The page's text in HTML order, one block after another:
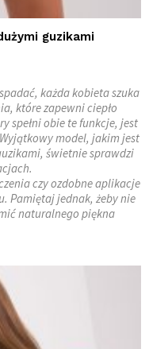
guzikami
każda kobieta szuka
które zapewni ciepło
spełni obie te funkcje, jest
model, jakim jest
świetnie sprawdzi
czy ozdobne aplikacje
Pamiętaj jednak, żeby nie
naturalnego piękna